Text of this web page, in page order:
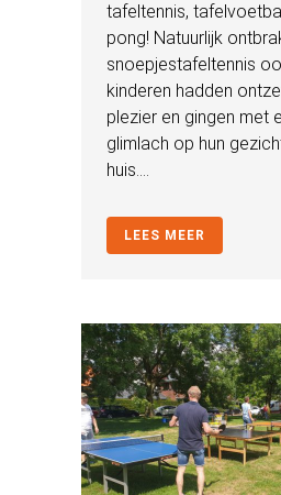
tafeltennis,
pong! Natuurlijk
snoepjestafeltennis
kinderen hadden
plezier en gingen met
glimlach op hun
huis....
LEES MEER